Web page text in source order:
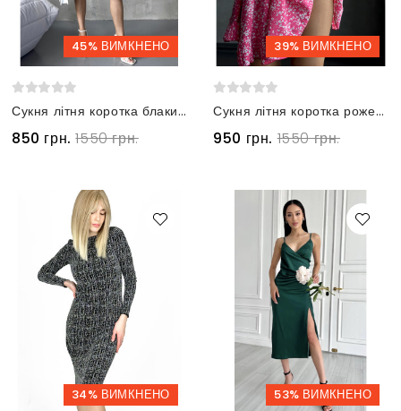
45% ВИМКНЕНО
Сукня літня коротка блакитна з відкритою спиною та бантиком
850 грн. 1550 грн.
39% ВИМКНЕНО
Сукня літня коротка рожева з відкритою спиною та бантиком
950 грн. 1550 грн.
34% ВИМКНЕНО 53% ВИМКНЕНО